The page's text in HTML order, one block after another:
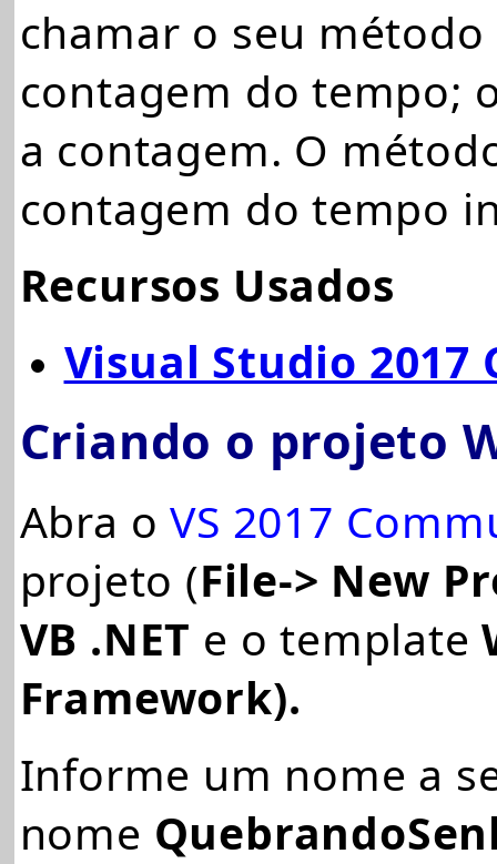
chamar o seu método
contagem do tempo;
a contagem. O
contagem do tempo
Recursos Usados
Visual Studio 2017
Criando o projeto
Abra oVS 2017
projeto (File-> New
VB .NET e o template
Framework).
Informe um nome a
nome